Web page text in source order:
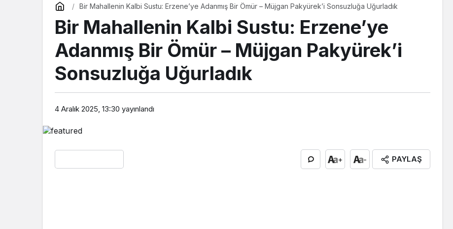
Bir Mahallenin Kalbi Sustu: Erzene’ye Adanmış Bir Ömür – Müjgan Pakyürek’i Sonsuzluğa Uğurladık
Bir Mahallenin Kalbi Sustu: Erzene’ye
Adanmış Bir Ömür – Müjgan Pakyürek’i
Sonsuzluğa Uğurladık
4 Aralık 2025, 13:30 yayınlandı
+ - PAYLAŞ